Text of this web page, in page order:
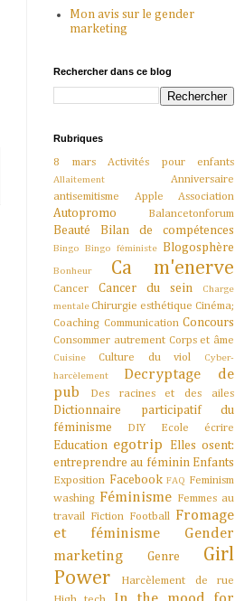
Mon avis sur le gender
marketing
Rechercher dans ce blog
Rubriques
8 mars Activités pour enfants
Allaitement
Anniversaire
antisemitisme
Apple Association
Autopromo Balancetonforum
Beauté Bilan de compétences
Bingo Bingo féministe Blogosphère
Bonheur Ca m'enerve
Cancer Cancer du sein
Charge
mentaleChirurgie esthétique Cinéma;
Coaching Communication Concours
Consommer autrement Corps et âme
Cuisine Culture du viol
Cyber-
harcèlement
Decryptage de
pub
Des racines et des ailes
Dictionnaire participatif du
féminisme
DIY Ecole écrire
Education egotrip
Elles osent:
entreprendre au féminin Enfants
Exposition Facebook FAQ Feminism
washing Féminisme Femmes au
travail Fiction Football Fromage
et féminisme
Gender
marketing
Genre
Girl
Power
Harcèlement de rue